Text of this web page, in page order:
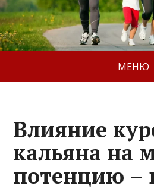
МЕНЮ
Влияние
кальяна на
потенцию –